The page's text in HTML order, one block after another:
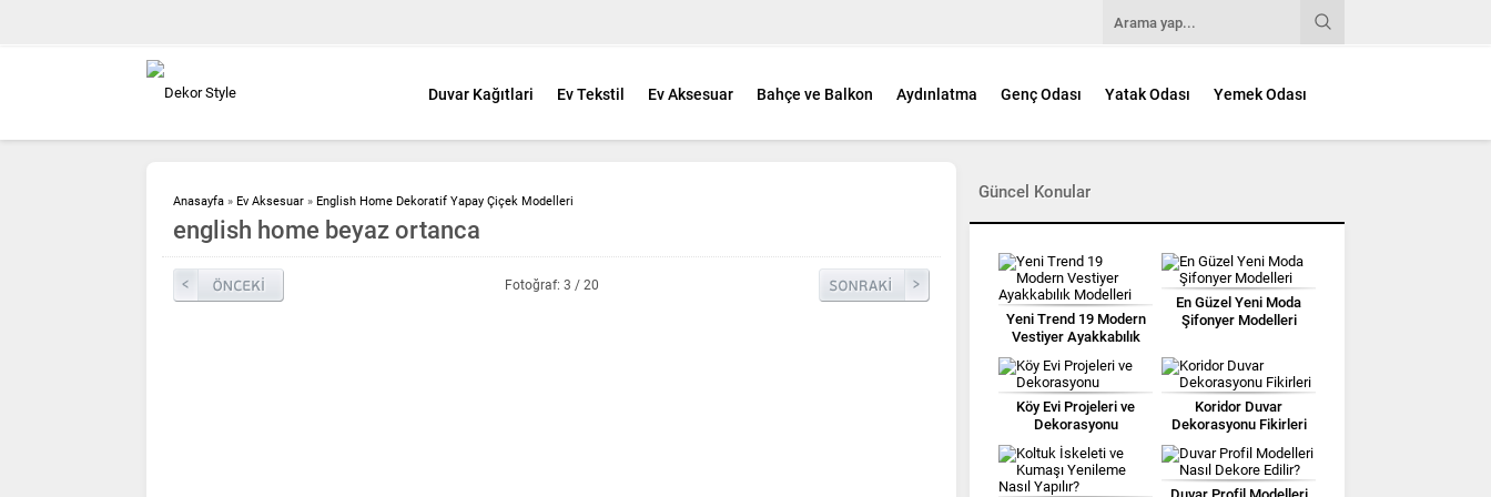
Duvar Kağıtlari Ev Tekstil Ev Aksesuar Bahçe ve Balkon Aydınlatma Genç Odası Yatak Odası Yemek Odası
Anasayfa » Ev Aksesuar » English Home Dekoratif Yapay Çiçek Modelleri
english home beyaz ortanca
Fotoğraf: 3 / 20
Güncel Konular
Yeni Trend 19 Modern
Vestiyer Ayakkabılık
En Güzel Yeni Moda
Şifonyer Modelleri
Köy Evi Projeleri ve
Dekorasyonu
Koridor Duvar
Dekorasyonu Fikirleri